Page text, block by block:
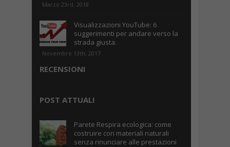
Marzo 23rd, 2018
Visualizzazioni YouTube: 6
suggerimenti per andare verso la
strada giusta.
Novembre 13th, 2017
RECENSIONI
POST ATTUALI
Parete Respira ecologica: come
costruire con materiali naturali
senza rinunciare alle prestazioni